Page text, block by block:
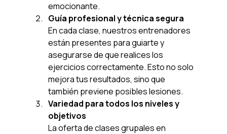
emocionante.
Guía profesional y técnica segura
En cada clase, nuestros entrenadores
están presentes para guiarte y
asegurarse de que realices los
ejercicios correctamente. Esto no solo
mejora tus resultados, sino que
también previene posibles lesiones.
Variedad para todos los niveles y
objetivos
La oferta de clases grupales en